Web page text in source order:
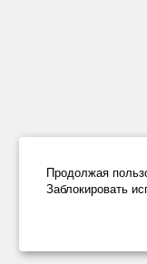
Продолжая
Заблокировать